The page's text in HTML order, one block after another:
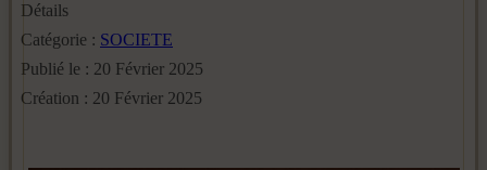
Détails
Catégorie : SOCIETE
Publié le : 20 Février 2025
Création : 20 Février 2025